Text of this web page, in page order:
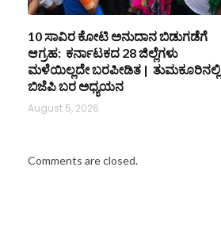
10 ಸಾವಿರ ಕೋಟಿ ಅನುದಾನ ಬಿಡುಗಡೆಗೆ
ಆಗ್ರಹ: ಕರ್ನಾಟಕದ 28 ಜಿಲ್ಲೆಗಳು
ಮಳೆಯಿಲ್ಲದೇ ಬರಪೀಡಿತ | ತುಮಕೂರಿನಲ್ಲಿ
ಬಿಜೆಪಿ ಬರ ಅಧ್ಯಯನ
August 5, 2026
Comments are closed.